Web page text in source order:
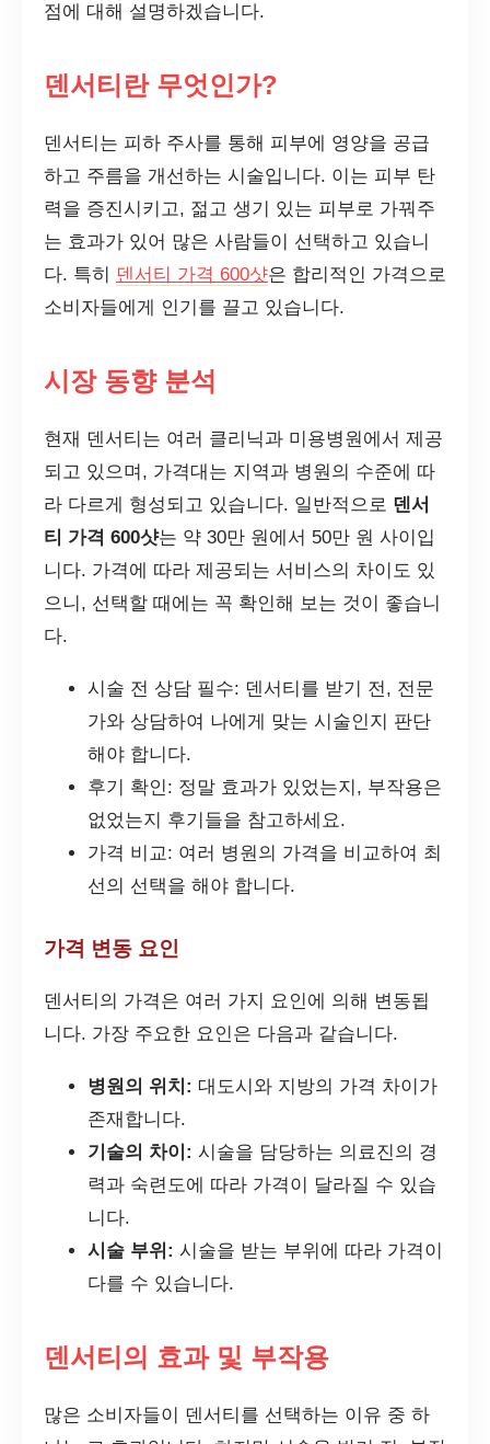
점에 대해 설명하겠습니다.
덴서티란 무엇인가?
덴서티는 피하 주사를 통해 피부에 영양을 공급
하고 주름을 개선하는 시술입니다. 이는 피부 탄
력을 증진시키고, 젊고 생기 있는 피부로 가꿔주
는 효과가 있어 많은 사람들이 선택하고 있습니
다. 특히 덴서티 가격 600샷은 합리적인 가격으로
소비자들에게 인기를 끌고 있습니다.
시장 동향 분석
현재 덴서티는 여러 클리닉과 미용병원에서 제공
되고 있으며, 가격대는 지역과 병원의 수준에 따
라 다르게 형성되고 있습니다. 일반적으로 덴서
티 가격 600샷는 약 30만 원에서 50만 원 사이입
니다. 가격에 따라 제공되는 서비스의 차이도 있
으니, 선택할 때에는 꼭 확인해 보는 것이 좋습니
다.
시술 전 상담 필수: 덴서티를 받기 전, 전문
가와 상담하여 나에게 맞는 시술인지 판단
해야 합니다.
후기 확인: 정말 효과가 있었는지, 부작용은
없었는지 후기들을 참고하세요.
가격 비교: 여러 병원의 가격을 비교하여 최
선의 선택을 해야 합니다.
가격 변동 요인
덴서티의 가격은 여러 가지 요인에 의해 변동됩
니다. 가장 주요한 요인은 다음과 같습니다.
병원의 위치: 대도시와 지방의 가격 차이가
존재합니다.
기술의 차이: 시술을 담당하는 의료진의 경
력과 숙련도에 따라 가격이 달라질 수 있습
니다.
시술 부위: 시술을 받는 부위에 따라 가격이
다를 수 있습니다.
덴서티의 효과 및 부작용
많은 소비자들이 덴서티를 선택하는 이유 중 하